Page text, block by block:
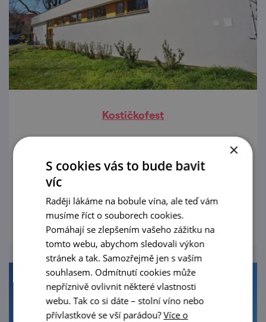
Kostičkofest
31. 7. — 11. 11. '26
Kostičkofest míří do břeclavského muzea
prohlédnout
×
S cookies vás to bude bavit
víc
Raději lákáme na bobule vína, ale teď vám
musíme říct o souborech cookies.
Pomáhají se zlepšením vašeho zážitku na
tomto webu, abychom sledovali výkon
stránek a tak. Samozřejmě jen s vaším
souhlasem. Odmítnutí cookies může
nepříznivě ovlivnit některé vlastnosti
webu. Tak co si dáte – stolní víno nebo
přívlastkové se vší parádou?Více o